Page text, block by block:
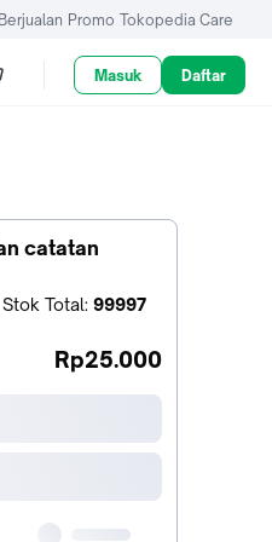
Promo Tokopedia Care
Masuk Daftar
catatan
Stok Total: 99997
Rp25.000